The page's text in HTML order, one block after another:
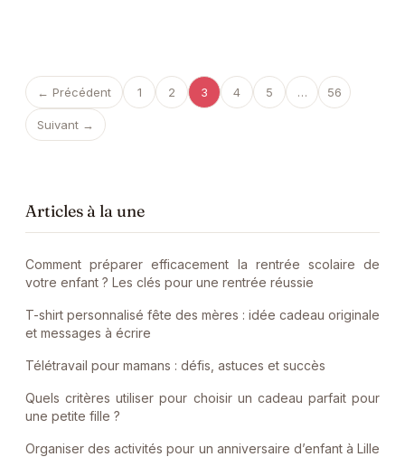
← Précédent 1 2 3 4 5 … 56
Suivant →
Articles à la une
Comment préparer efficacement la rentrée scolaire de
votre enfant ? Les clés pour une rentrée réussie
T-shirt personnalisé fête des mères : idée cadeau originale
et messages à écrire
Télétravail pour mamans : défis, astuces et succès
Quels critères utiliser pour choisir un cadeau parfait pour
une petite fille ?
Organiser des activités pour un anniversaire d’enfant à Lille